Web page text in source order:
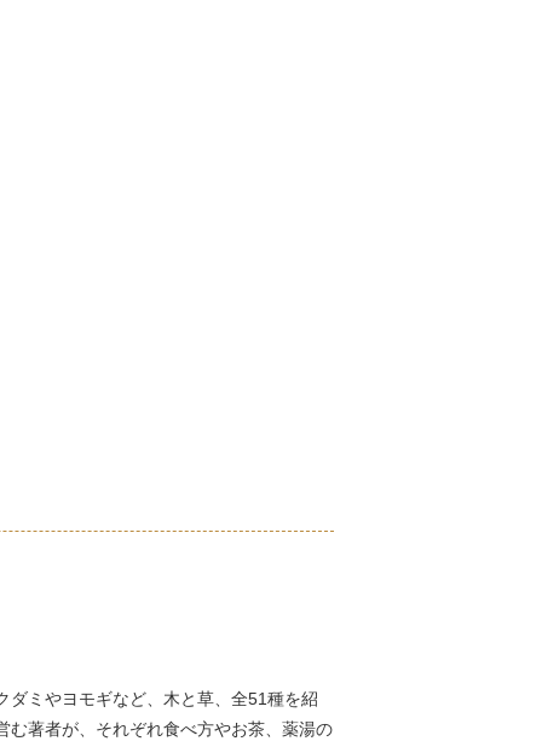
ダミやヨモギなど、木と草、全51種を紹
む著者が、それぞれ食べ方やお茶、薬湯の